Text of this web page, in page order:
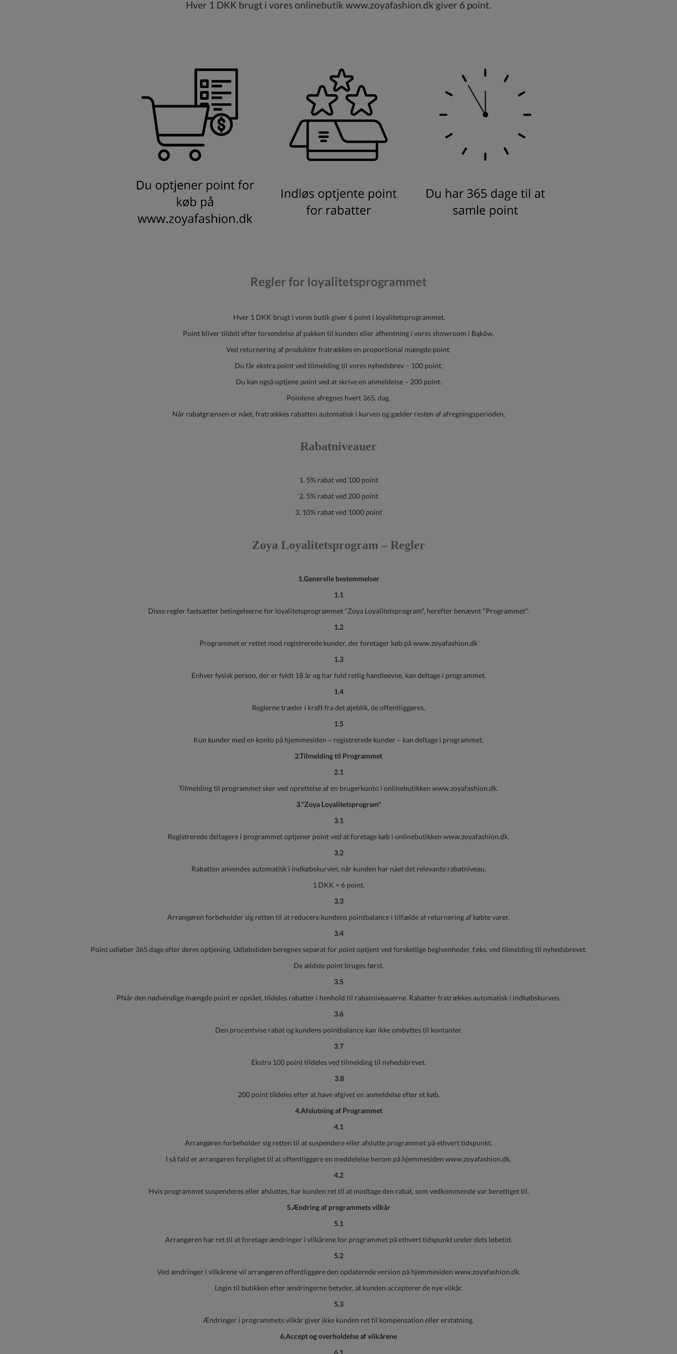
Hver 1 DKK brugt i vores onlinebutik www.zoyafashion.dk giver 6 point.
Regler for loyalitetsprogrammet
Hver 1 DKK brugt i vores butik giver 6 point i loyalitetsprogrammet.
Point bliver tildelt efter forsendelse af pakken til kunden eller afhentning i vores showroom i Bąków.
Ved returnering af produkter fratrækkes en proportional mængde point.
Du får ekstra point ved tilmelding til vores nyhedsbrev – 100 point.
Du kan også optjene point ved at skrive en anmeldelse – 200 point.
Pointene afregnes hvert 365. dag.
Når rabatgrænsen er nået, fratrækkes rabatten automatisk i kurven og gælder resten af afregningsperioden.
Rabatniveauer
1. 5% rabat ved 100 point
2. 5% rabat ved 200 point
3. 10% rabat ved 1000 point
Zoya Loyalitetsprogram – Regler
1.Generelle bestemmelser
1.1
Disse regler fastsætter betingelserne for loyalitetsprogrammet "Zoya Loyalitetsprogram", herefter benævnt "Programmet".
1.2
Programmet er rettet mod registrerede kunder, der foretager køb på www.zoyafashion.dk
1.3
Enhver fysisk person, der er fyldt 18 år og har fuld retlig handleevne, kan deltage i programmet.
1.4
Reglerne træder i kraft fra det øjeblik, de offentliggøres.
1.5
Kun kunder med en konto på hjemmesiden – registrerede kunder – kan deltage i programmet.
2.Tilmelding til Programmet
2.1
Tilmelding til programmet sker ved oprettelse af en brugerkonto i onlinebutikken www.zoyafashion.dk.
3."Zoya Loyalitetsprogram"
3.1
Registrerede deltagere i programmet optjener point ved at foretage køb i onlinebutikken www.zoyafashion.dk.
3.2
Rabatten anvendes automatisk i indkøbskurven, når kunden har nået det relevante rabatniveau.
1 DKK = 6 point.
3.3
Arrangøren forbeholder sig retten til at reducere kundens pointbalance i tilfælde af returnering af købte varer.
3.4
Point udløber 365 dage efter deres optjening. Udløbstiden beregnes separat for point optjent ved forskellige begivenheder, f.eks. ved tilmelding til nyhedsbrevet.
De ældste point bruges først.
3.5
PNår den nødvendige mængde point er opnået, tildeles rabatter i henhold til rabatniveauerne. Rabatter fratrækkes automatisk i indkøbskurven.
3.6
Den procentvise rabat og kundens pointbalance kan ikke ombyttes til kontanter.
3.7
Ekstra 100 point tildeles ved tilmelding til nyhedsbrevet.
3.8
200 point tildeles efter at have afgivet en anmeldelse efter et køb.
4.Afslutning af Programmet
4.1
Arrangøren forbeholder sig retten til at suspendere eller afslutte programmet på ethvert tidspunkt.
I så fald er arrangøren forpligtet til at offentliggøre en meddelelse herom på hjemmesiden www.zoyafashion.dk.
4.2
Hvis programmet suspenderes eller afsluttes, har kunden ret til at modtage den rabat, som vedkommende var berettiget til.
5.Ændring af programmets vilkår
5.1
Arrangøren har ret til at foretage ændringer i vilkårene for programmet på ethvert tidspunkt under dets løbetid.
5.2
Ved ændringer i vilkårene vil arrangøren offentliggøre den opdaterede version på hjemmesiden www.zoyafashion.dk.
Login til butikken efter ændringerne betyder, at kunden accepterer de nye vilkår.
5.3
Ændringer i programmets vilkår giver ikke kunden ret til kompensation eller erstatning.
6.Accept og overholdelse af vilkårene
6.1